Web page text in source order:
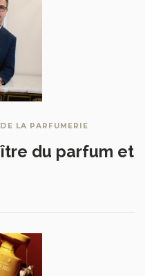
LA PARFUMERIE
du parfum et